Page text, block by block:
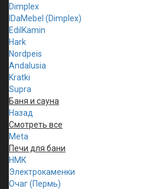
Dimplex
IDaMebel (Dimplex)
EdilKamin
Hark
Nordpeis
Andalusia
Kratki
Supra
Баня и сауна
Назад
Смотреть все
Meta
Печи для бани
НМК
Электрокаменки
Очаг (Пермь)